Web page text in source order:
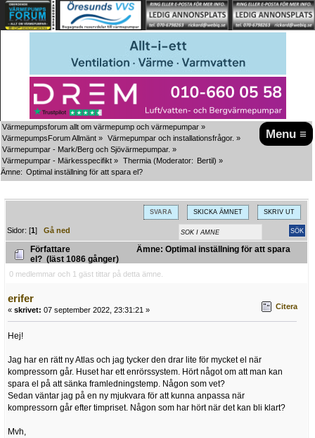
Menu ≡
Värmepumpsforum allt om värmepump och värmepumpar »
VärmepumpsForum Allmänt » Värmepumpar och installationsfrågor. »
Värmepumpar - Mark/Berg och Sjövärmepumpar. »
Värmepumpar - Märkesspecifikt » Thermia (Moderator: Bertil) »
Ämne: Optimal inställning för att spara el?
SVARA SKICKA ÄMNET SKRIV UT
Sidor: [1]Gå ned
Författare
Ämne: Optimal inställning för att spara
el? (läst 1086 gånger)
0 medlemmar och 1 gäst tittar på detta ämne.
erifer
« skrivet: 07 september 2022, 23:31:21 » Citera
Hej!
Jag har en rätt ny Atlas och jag tycker den drar lite för mycket el när
kompressorn går. Huset har ett enrörssystem. Hört något om att man kan
spara el på att sänka framledningstemp. Någon som vet?
Sedan väntar jag på en ny mjukvara för att kunna anpassa när
kompressorn går efter timpriset. Någon som har hört när det kan bli klart?
Mvh,